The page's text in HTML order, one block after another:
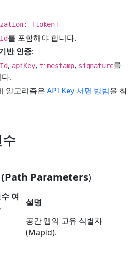
[token]
를 포함해야 합니다.
반 인증:
, apiKey, timestamp, signature를
.
알고리즘은 API Key 서명 방법을 참
(Path Parameters)
여
설명
공간 맵의 고유 식별자
(MapId).